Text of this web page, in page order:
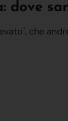
dove
che